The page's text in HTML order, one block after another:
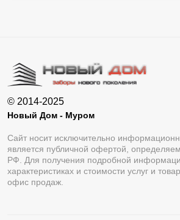
© 2014-2025
Новый Дом - Муром
Сайт носит исключительно
является публичной офертой,
РФ. Для получения подробной
характеристиках и стоимости услуг и
офис продаж.